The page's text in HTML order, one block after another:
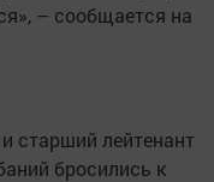
– сообщается на
старший лейтенант
бросились к